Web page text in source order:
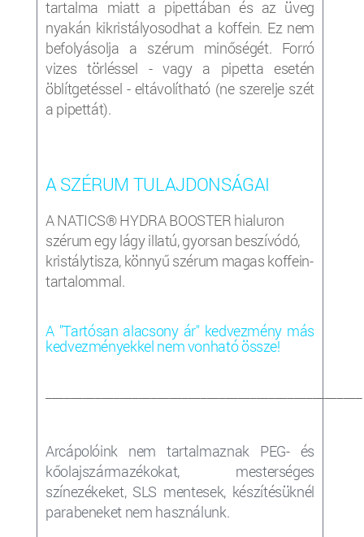
tartalma miatt a pipettában és az üveg
nyakán kikristályosodhat a koffein. Ez nem
befolyásolja a szérum minőségét. Forró
vizes törléssel - vagy a pipetta esetén
öblítgetéssel - eltávolítható (ne szerelje szét
a pipettát).
A SZÉRUM TULAJDONSÁGAI
A NATICS® HYDRA BOOSTER hialuron
szérum egy lágy illatú, gyorsan beszívódó,
kristálytisza, könnyű szérum magas koffein-
tartalommal.
A "Tartósan alacsony ár" kedvezmény más
kedvezményekkel nem vonható össze!
Arcápolóink nem tartalmaznak PEG- és
kőolajszármazékokat, mesterséges
színezékeket, SLS mentesek, készítésüknél
parabeneket nem használunk.